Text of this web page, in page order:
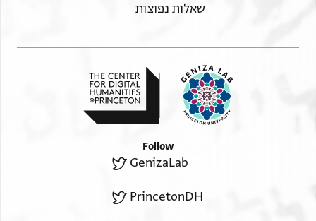
שאלות נפוצות
Follow
GenizaLab
PrincetonDH